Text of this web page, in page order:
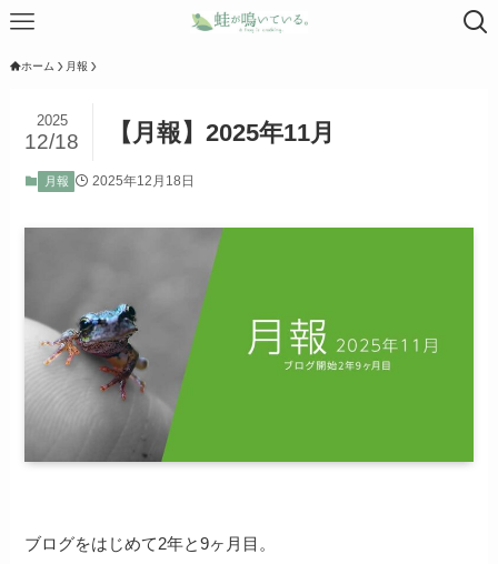
ホーム 月報
【月報】2025年11月
2025
12/18
月報 2025年12月18日
ブログをはじめて2年と9ヶ月目。